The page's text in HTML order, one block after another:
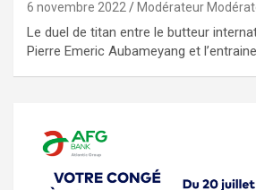
6 novembre 2022 Modérateur
Le duel de titan entre le butteur
Pierre Emeric Aubameyang et